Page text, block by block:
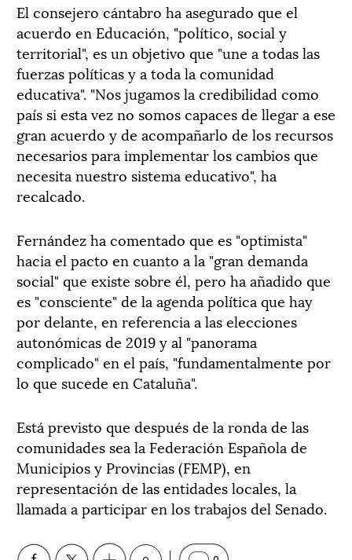
El consejero cántabro ha asegurado que el
acuerdo en Educación, "político, social y
territorial", es un objetivo que "une a todas las
fuerzas políticas y a toda la comunidad
educativa". "Nos jugamos la credibilidad como
país si esta vez no somos capaces de llegar a ese
gran acuerdo y de acompañarlo de los recursos
necesarios para implementar los cambios que
necesita nuestro sistema educativo", ha
recalcado.
Fernández ha comentado que es "optimista"
hacia el pacto en cuanto a la "gran demanda
social" que existe sobre él, pero ha añadido que
es "consciente" de la agenda política que hay
por delante, en referencia a las elecciones
autonómicas de 2019 y al "panorama
complicado" en el país, "fundamentalmente por
lo que sucede en Cataluña".
Está previsto que después de la ronda de las
comunidades sea la Federación Española de
Municipios y Provincias (FEMP), en
representación de las entidades locales, la
llamada a participar en los trabajos del Senado.